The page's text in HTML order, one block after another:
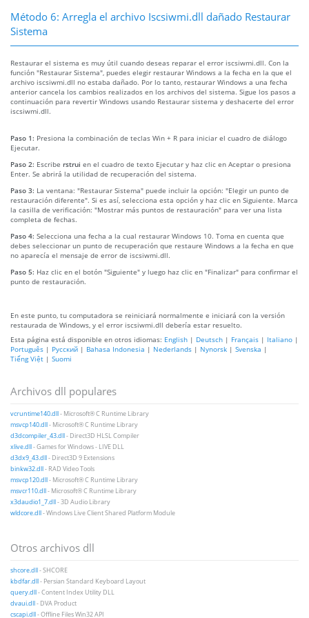
Método 6: Arregla el archivo Iscsiwmi.dll dañado Restaurar
Sistema
Restaurar el sistema es muy útil cuando deseas reparar el error iscsiwmi.dll. Con la
función "Restaurar Sistema", puedes elegir restaurar Windows a la fecha en la que el
archivo iscsiwmi.dll no estaba dañado. Por lo tanto, restaurar Windows a una fecha
anterior cancela los cambios realizados en los archivos del sistema. Sigue los pasos a
continuación para revertir Windows usando Restaurar sistema y deshacerte del error
iscsiwmi.dll.
Paso 1: Presiona la combinación de teclas Win + R para iniciar el cuadro de diálogo
Ejecutar.
Paso 2: Escribe rstrui en el cuadro de texto Ejecutar y haz clic en Aceptar o presiona
Enter. Se abrirá la utilidad de recuperación del sistema.
Paso 3: La ventana: "Restaurar Sistema" puede incluir la opción: "Elegir un punto de
restauración diferente". Si es así, selecciona esta opción y haz clic en Siguiente. Marca
la casilla de verificación: "Mostrar más puntos de restauración" para ver una lista
completa de fechas.
Paso 4: Selecciona una fecha a la cual restaurar Windows 10. Toma en cuenta que
debes seleccionar un punto de recuperación que restaure Windows a la fecha en que
no aparecía el mensaje de error de iscsiwmi.dll.
Paso 5: Haz clic en el botón "Siguiente" y luego haz clic en "Finalizar" para confirmar el
punto de restauración.
En este punto, tu computadora se reiniciará normalmente e iniciará con la versión
restaurada de Windows, y el error iscsiwmi.dll debería estar resuelto.
Esta página está disponible en otros idiomas: English | Deutsch | Français | Italiano |
Português | Русский | Bahasa Indonesia | Nederlands | Nynorsk | Svenska |
Tiếng Việt | Suomi
Archivos dll populares
vcruntime140.dll- Microsoft® C Runtime Library
msvcp140.dll- Microsoft® C Runtime Library
d3dcompiler_43.dll- Direct3D HLSL Compiler
xlive.dll- Games for Windows - LIVE DLL
d3dx9_43.dll- Direct3D 9 Extensions
binkw32.dll- RAD Video Tools
msvcp120.dll- Microsoft® C Runtime Library
msvcr110.dll- Microsoft® C Runtime Library
x3daudio1_7.dll- 3D Audio Library
wldcore.dll- Windows Live Client Shared Platform Module
Otros archivos dll
shcore.dll- SHCORE
kbdfar.dll- Persian Standard Keyboard Layout
query.dll- Content Index Utility DLL
dvaui.dll- DVA Product
cscapi.dll- Offline Files Win32 API